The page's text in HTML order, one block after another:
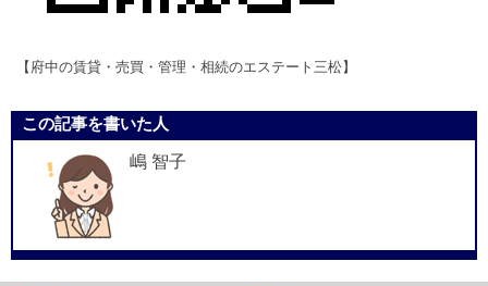
【府中の賃貸・売買・管理・相続のエステート三松】
この記事を書いた人
嶋 智子